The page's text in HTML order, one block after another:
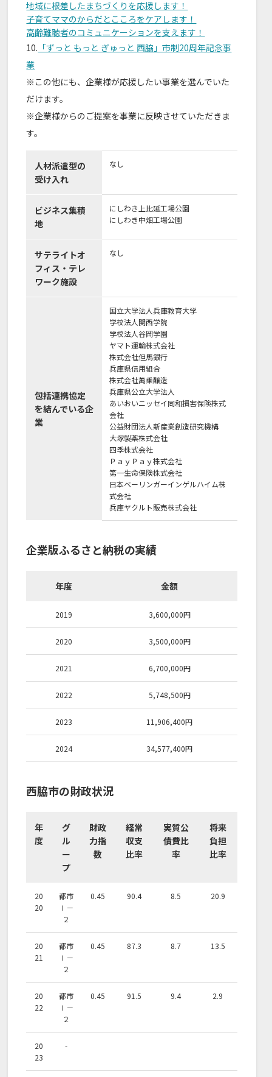
地域に根差したまちづくりを応援します！
子育てママのからだとこころをケアします！
高齢難聴者のコミュニケーションを支えます！
10. 「ずっと もっと ぎゅっと 西脇」市制20周年記念事
業
※この他にも、企業様が応援したい事業を選んでいた
だけます。
※企業様からのご提案を事業に反映させていただきま
す。
人材派遣型の
受け入れ
なし
ビジネス集積
地
にしわき上比延工場公園
にしわき中畑工場公園
サテライトオ
フィス・テレ
ワーク施設
なし
包括連携協定
を結んでいる企
業
国立大学法人兵庫教育大学
学校法人関西学院
学校法人谷岡学園
ヤマト運輸株式会社
株式会社但馬銀行
兵庫県信用組合
株式会社萬乗醸造
兵庫県公立大学法人
あいおいニッセイ同和損害保険株式
会社
公益財団法人新産業創造研究機構
大塚製薬株式会社
四季株式会社
ＰａｙＰａｙ株式会社
第一生命保険株式会社
日本ベーリンガーインゲルハイム株
式会社
兵庫ヤクルト販売株式会社
企業版ふるさと納税の実績
年度 金額
2019 3,600,000円
2020 3,500,000円
2021 6,700,000円
2022 5,748,500円
2023 11,906,400円
2024 34,577,400円
西脇市の財政状況
年
度
グ
ル
ー
プ
財政
力指
数
経常
収支
比率
実質公
債費比
率
将来
負担
比率
20
20
都市
Ⅰ－
２
0.45 90.4 8.5 20.9
20
21
都市
Ⅰ－
２
0.45 87.3 8.7 13.5
20
22
都市
Ⅰ－
２
0.45 91.5 9.4 2.9
20
23
-